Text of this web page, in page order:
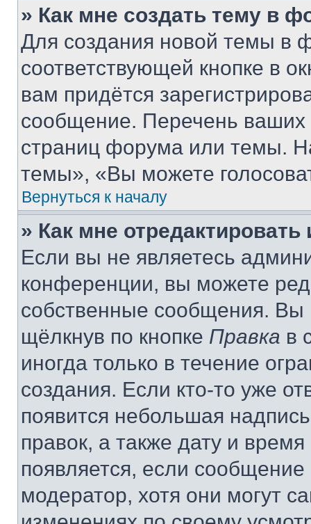
» Как мне создать тему в
Для создания новой темы в
соответствующей кнопке в
вам придётся
сообщение. Перечень ваших
страниц форума или темы.
темы», «Вы можете
Вернуться к началу
» Как мне
Если вы не являетесь
конференции, вы можете
собственные сообщения. Вы
щёлкнув по кнопке Правка в
иногда только в течение
создания. Если кто-то уже
появится небольшая
правок, а также дату и
появляется, если
модератор, хотя они могут